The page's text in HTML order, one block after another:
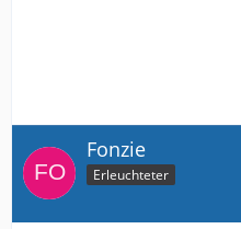
Fonzie
Erleuchteter